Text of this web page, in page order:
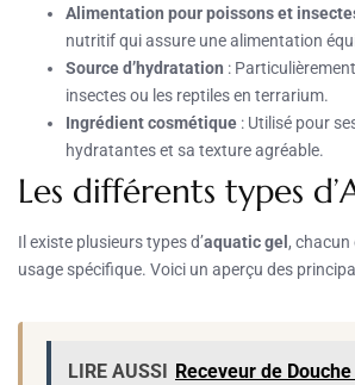
Alimentation pour poissons et
nutritif qui assure une alimentation
Source d’hydratation :
insectes ou les reptiles en terrarium.
Ingrédient cosmétique : Utilisé pour
hydratantes et sa texture agréable.
Les différents types
Il existe plusieurs types d’aquatic gel ,
usage spécifique. Voici un aperçu des
LIRE AUSSI Receveur de